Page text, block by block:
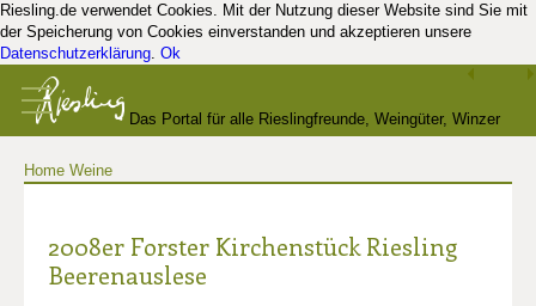
Riesling.de verwendet Cookies. Mit der Nutzung dieser Website sind Sie mit
der Speicherung von Cookies einverstanden und akzeptieren unsere
Datenschutzerklärung. Ok
Das Portal für alle Rieslingfreunde, Weingüter, Winzer
Home Weine
2008er Forster Kirchenstück Riesling
Beerenauslese